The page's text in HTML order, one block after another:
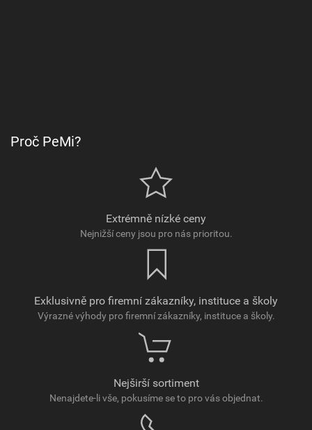
Proč PeMi?
Extrémně nízké ceny
Nejnižší ceny jsou pro nás prioritou.
Exklusivně pro firemní zákazníky, instituce a školy
Výrazné výhody pro firemní zákazníky, instituce a školy.
Nejširší sortiment
Nenajdete-li vše, pokusíme se to pro vás objednat.